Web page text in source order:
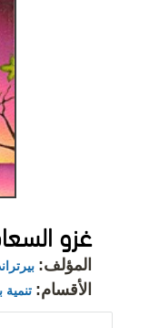
غزو
المؤلف:
الأقسام: تنمية